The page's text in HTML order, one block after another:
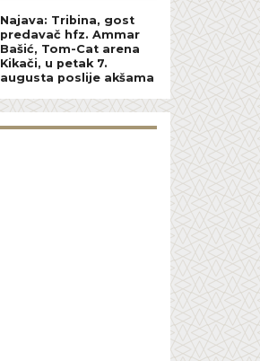
Najava: Tribina, gost
predavač hfz. Ammar
Bašić, Tom-Cat arena
Kikači, u petak 7.
augusta poslije akšama